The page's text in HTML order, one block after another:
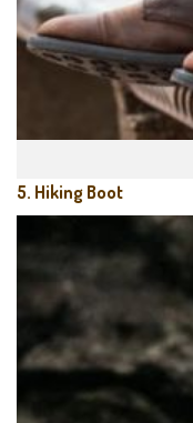
5. Hiking Boot